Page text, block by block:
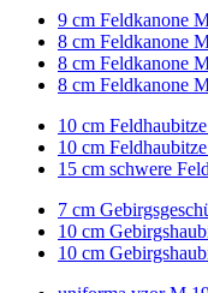
9 cm Feldkanone
8 cm Feldkanone
8 cm Feldkanone
8 cm Feldkanone
10 cm
10 cm
15 cm schwere
7 cm
10 cm
10 cm